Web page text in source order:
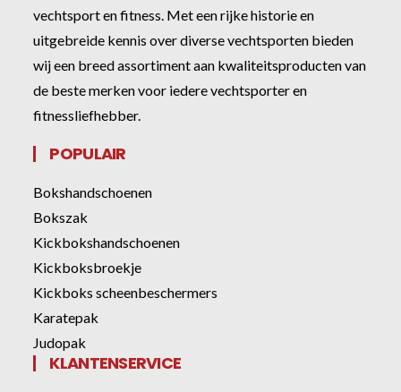
vechtsport en fitness. Met een rijke historie en
uitgebreide kennis over diverse vechtsporten bieden
wij een breed assortiment aan kwaliteitsproducten van
de beste merken voor iedere vechtsporter en
fitnessliefhebber.
POPULAIR
Bokshandschoenen
Bokszak
Kickbokshandschoenen
Kickboksbroekje
Kickboks scheenbeschermers
Karatepak
Judopak
KLANTENSERVICE